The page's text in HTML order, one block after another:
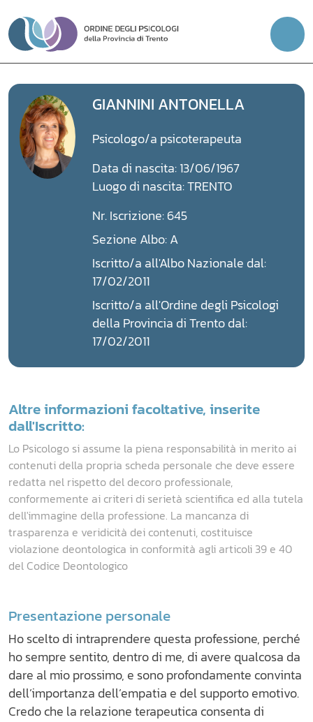
Vai
GIANNINI ANTONELLA
Psicologo/a psicoterapeuta
Data di nascita: 13/06/1967
Luogo di nascita: TRENTO
Nr. Iscrizione: 645
Sezione Albo: A
Iscritto/a all'Albo Nazionale dal:
17/02/2011
Iscritto/a all'Ordine degli Psicologi
della Provincia di Trento dal:
17/02/2011
Altre informazioni facoltative, inserite
dall'Iscritto:
Lo Psicologo si assume la piena responsabilità in merito ai
contenuti della propria scheda personale che deve essere
redatta nel rispetto del decoro professionale,
conformemente ai criteri di serietà scientifica ed alla tutela
dell'immagine della professione. La mancanza di
trasparenza e veridicità dei contenuti, costituisce
violazione deontologica in conformità agli articoli 39 e 40
del Codice Deontologico
Presentazione personale
Ho scelto di intraprendere questa professione, perché
ho sempre sentito, dentro di me, di avere qualcosa da
dare al mio prossimo, e sono profondamente convinta
dell’importanza dell’empatia e del supporto emotivo.
Credo che la relazione terapeutica consenta di